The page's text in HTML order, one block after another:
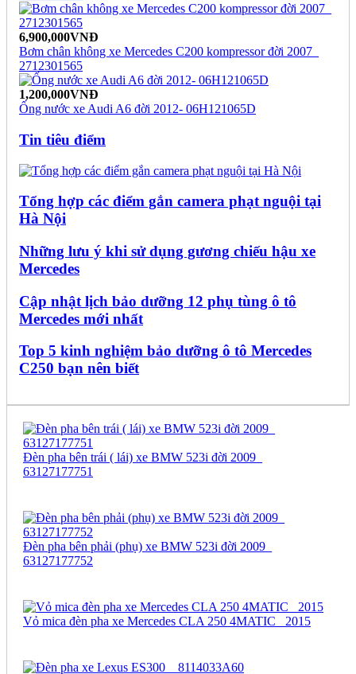
6,900,000VNĐ
Bơm chân không xe Mercedes C200 kompressor đời 2007_
2712301565
1,200,000VNĐ
Ống nước xe Audi A6 đời 2012- 06H121065D
Tin tiêu điểm
Tổng hợp các điểm gắn camera phạt nguội tại
Hà Nội
Những lưu ý khi sử dụng gương chiếu hậu xe
Mercedes
Cập nhật lịch bảo dưỡng 12 phụ tùng ô tô
Mercedes mới nhất
Top 5 kinh nghiệm bảo dưỡng ô tô Mercedes
C250 bạn nên biết
Đèn pha bên trái ( lái) xe BMW 523i đời 2009_
63127177751
Đèn pha bên phải (phụ) xe BMW 523i đời 2009_
63127177752
Vỏ mica đèn pha xe Mercedes CLA 250 4MATIC_ 2015